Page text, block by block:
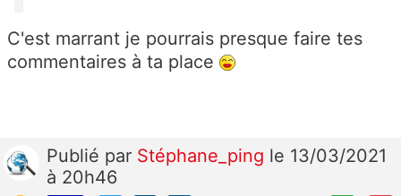
C'est marrant je pourrais presque faire tes
commentaires à ta place
Publié par Stéphane_ping le 13/03/2021
à 20h46